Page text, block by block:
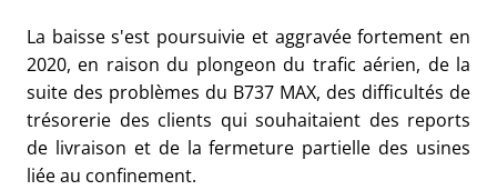
La baisse s'est poursuivie et aggravée fortement en
2020, en raison du plongeon du trafic aérien, de la
suite des problèmes du B737 MAX, des difficultés de
trésorerie des clients qui souhaitaient des reports
de livraison et de la fermeture partielle des usines
liée au confinement.